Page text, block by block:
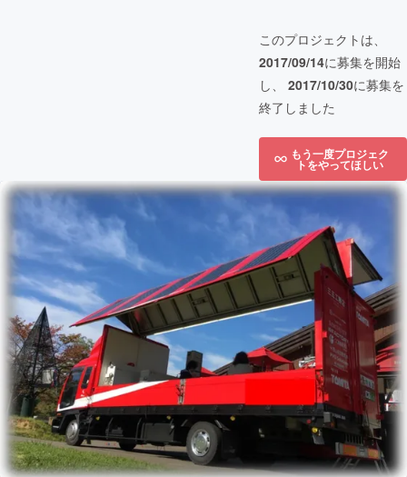
このプロジェクトは、
2017/09/14に募集を開始
し、 2017/10/30に募集を
終了しました
もう一度プロジェク
トをやってほしい